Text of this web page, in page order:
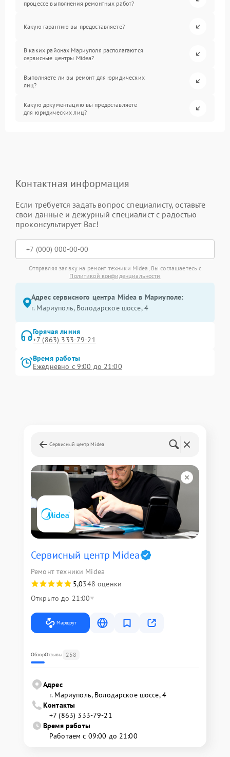
процессе выполнения ремонтных работ?
Какую гарантию вы предоставляете?
В каких районах Мариуполя располагаются
сервисные центры Midea?
Выполняете ли вы ремонт для юридических
лиц?
Какую документацию вы предоставляете
для юридических лиц?
Контактная информация
Если требуется задать вопрос специалисту, оставьте
свои данные и дежурный специалист с радостью
проконсультирует Вас!
Отправляя заявку на ремонт техники Midea, Вы соглашаетесь с
Политикой конфиденциальности
Адрес сервисного центра Midea в Мариуполе:
г. Мариуполь, Володарское шоссе, 4
Горячая линия
+7 (863) 333-79-21
Время работы
Ежедневно с 9:00 до 21:00
Сервисный центр Midea
Сервисный центр Midea
Ремонт техники Midea
5,0348 оценки
Открыто до 21:00
Маршрут
ОбзорОтзывы 258
Адрес
г. Мариуполь, Володарское шоссе, 4
Контакты
+7 (863) 333-79-21
Время работы
Работаем с 09:00 до 21:00